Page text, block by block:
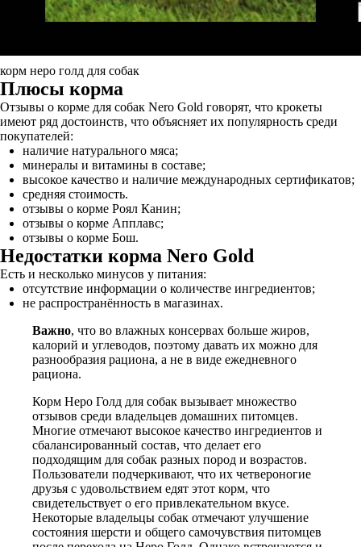
корм неро голд для собак
Плюсы корма
Отзывы о корме для собак Nero Gold говорят, что крокеты
имеют ряд достоинств, что объясняет их популярность среди
покупателей:
наличие натурального мяса;
минералы и витамины в составе;
высокое качество и наличие международных сертификатов;
средняя стоимость.
отзывы о корме Роял Канин;
отзывы о корме Апплавс;
отзывы о корме Бош.
Недостатки корма Nero Gold
Есть и несколько минусов у питания:
отсутствие информации о количестве ингредиентов;
не распространённость в магазинах.
Важно, что во влажных консервах больше жиров,
калорий и углеводов, поэтому давать их можно для
разнообразия рациона, а не в виде ежедневного
рациона.
Корм Неро Голд для собак вызывает множество
отзывов среди владельцев домашних питомцев.
Многие отмечают высокое качество ингредиентов и
сбалансированный состав, что делает его
подходящим для собак разных пород и возрастов.
Пользователи подчеркивают, что их четвероногие
друзья с удовольствием едят этот корм, что
свидетельствует о его привлекательном вкусе.
Некоторые владельцы собак отмечают улучшение
состояния шерсти и общего самочувствия питомцев